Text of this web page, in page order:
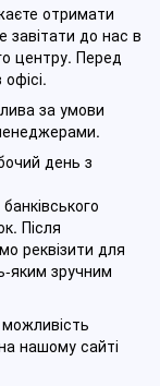
отримати
до нас в
центру. Перед
за умови
день з
Після
реквізити для
яким зручним
нашому сайті